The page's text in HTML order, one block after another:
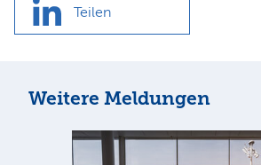
Teilen
Weitere Meldungen